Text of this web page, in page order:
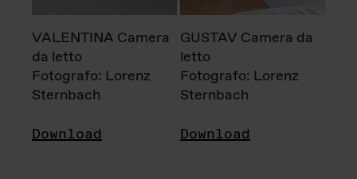
VALENTINA Camera
da letto
Fotografo: Lorenz
Sternbach
Download
GUSTAV Camera da
letto
Fotografo: Lorenz
Sternbach
Download